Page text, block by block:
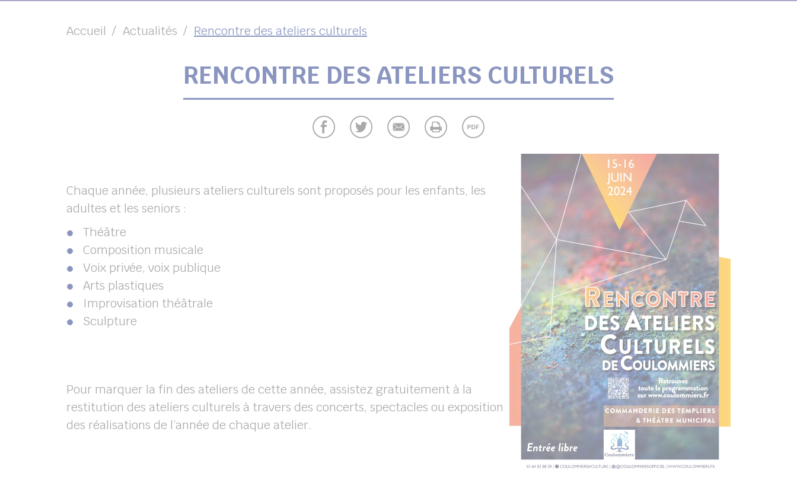
Accueil Actualités Rencontre des ateliers culturels
RENCONTRE DES ATELIERS CULTURELS
Chaque année, plusieurs ateliers culturels sont proposés pour les enfants, les
adultes et les seniors :
Théâtre
Composition musicale
Voix privée, voix publique
Arts plastiques
Improvisation théâtrale
Sculpture
Pour marquer la fin des ateliers de cette année, assistez gratuitement à la
restitution des ateliers culturels à travers des concerts, spectacles ou exposition
des réalisations de l’année de chaque atelier.